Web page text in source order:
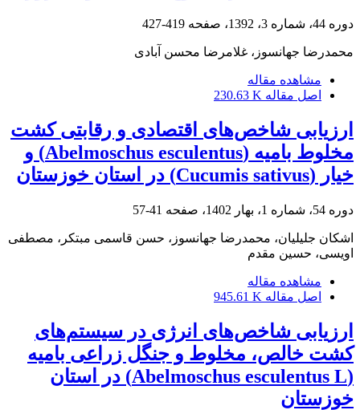
دوره 44، شماره 3، 1392، صفحه 419-427
محمدرضا جهانسوز، غلامرضا محسن آبادی
مشاهده مقاله
اصل مقاله 230.63 K
ارزیابی شاخص‌های اقتصادی و رقابتی کشت
مخلوط بامیه (Abelmoschus esculentus) و
خیار (Cucumis sativus) در استان خوزستان
دوره 54، شماره 1، بهار 1402، صفحه 41-57
اشکان جلیلیان، محمدرضا جهانسوز، حسن قاسمی مبتکر، مصطفی
اویسی، حسین مقدم
مشاهده مقاله
اصل مقاله 945.61 K
ارزیابی شاخص‌های انرژی در سیستم‌های
کشت خالص، مخلوط و جنگل زراعی بامیه
(Abelmoschus esculentus L) در استان
خوزستان